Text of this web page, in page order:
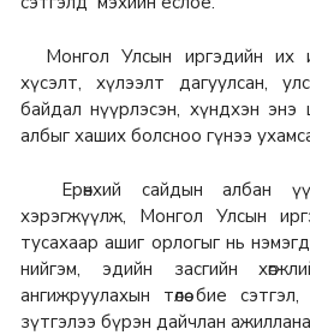
Монгол Улсын иргэдийн их
хүсэлт, хүлээлт дагуулсан,
байдал нүүрлэсэн, хүндхэн энэ
албыг хаших болсноо гүнээ
Ерөнхий сайдын албан
хэрэгжүүлж, Монгол Улсын
тусахаар ашиг орлогыг нь
нийгэм, эдийн засгийн
ангижруулахын төлөө бие
зүтгэлээ бүрэн дайчлан